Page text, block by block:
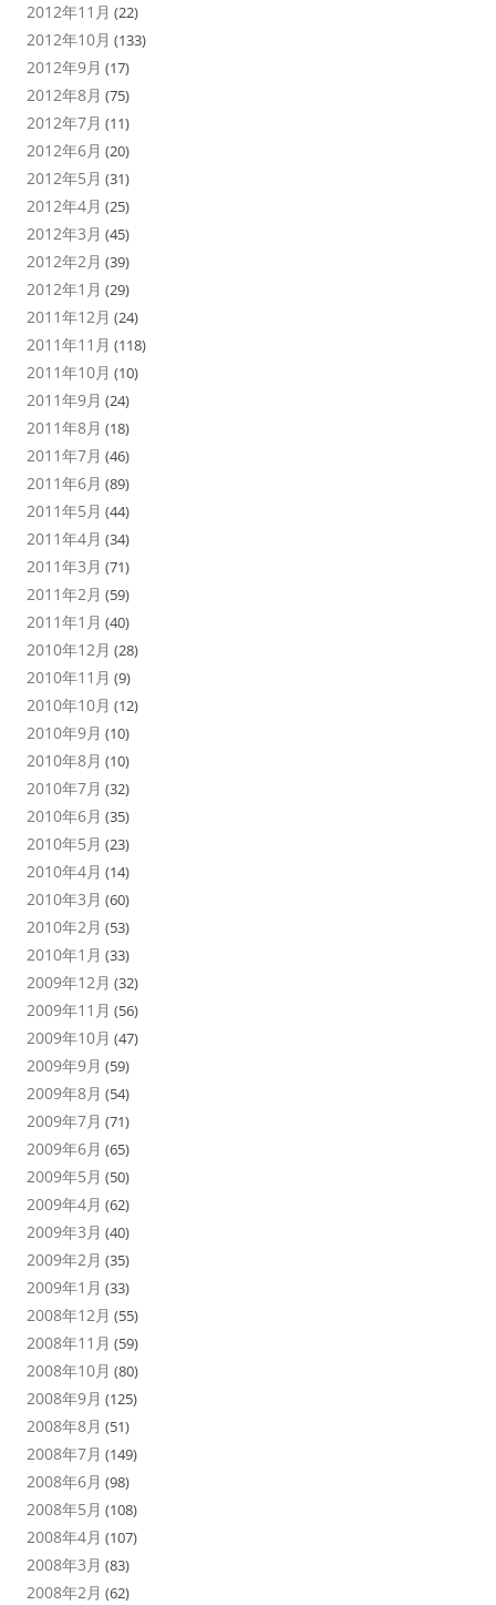
2012年11月 (22)
2012年10月 (133)
2012年9月 (17)
2012年8月 (75)
2012年7月 (11)
2012年6月 (20)
2012年5月 (31)
2012年4月 (25)
2012年3月 (45)
2012年2月 (39)
2012年1月 (29)
2011年12月 (24)
2011年11月 (118)
2011年10月 (10)
2011年9月 (24)
2011年8月 (18)
2011年7月 (46)
2011年6月 (89)
2011年5月 (44)
2011年4月 (34)
2011年3月 (71)
2011年2月 (59)
2011年1月 (40)
2010年12月 (28)
2010年11月 (9)
2010年10月 (12)
2010年9月 (10)
2010年8月 (10)
2010年7月 (32)
2010年6月 (35)
2010年5月 (23)
2010年4月 (14)
2010年3月 (60)
2010年2月 (53)
2010年1月 (33)
2009年12月 (32)
2009年11月 (56)
2009年10月 (47)
2009年9月 (59)
2009年8月 (54)
2009年7月 (71)
2009年6月 (65)
2009年5月 (50)
2009年4月 (62)
2009年3月 (40)
2009年2月 (35)
2009年1月 (33)
2008年12月 (55)
2008年11月 (59)
2008年10月 (80)
2008年9月 (125)
2008年8月 (51)
2008年7月 (149)
2008年6月 (98)
2008年5月 (108)
2008年4月 (107)
2008年3月 (83)
2008年2月 (62)